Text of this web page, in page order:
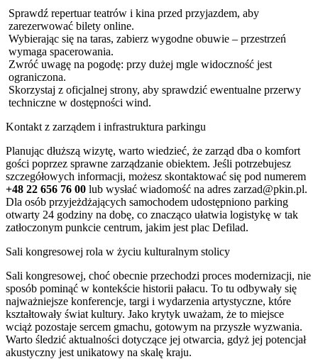
Sprawdź repertuar teatrów i kina przed przyjazdem, aby
zarezerwować bilety online.
Wybierając się na taras, zabierz wygodne obuwie – przestrzeń
wymaga spacerowania.
Zwróć uwagę na pogodę: przy dużej mgle widoczność jest
ograniczona.
Skorzystaj z oficjalnej strony, aby sprawdzić ewentualne przerwy
techniczne w dostępności wind.
Kontakt z zarządem i infrastruktura parkingu
Planując dłuższą wizytę, warto wiedzieć, że zarząd dba o komfort
gości poprzez sprawne zarządzanie obiektem. Jeśli potrzebujesz
szczegółowych informacji, możesz skontaktować się pod numerem
+48 22 656 76 00 lub wysłać wiadomość na adres zarzad@pkin.pl.
Dla osób przyjeżdżających samochodem udostępniono parking
otwarty 24 godziny na dobę, co znacząco ułatwia logistykę w tak
zatłoczonym punkcie centrum, jakim jest plac Defilad.
Sali kongresowej rola w życiu kulturalnym stolicy
Sali kongresowej, choć obecnie przechodzi proces modernizacji, nie
sposób pominąć w kontekście historii pałacu. To tu odbywały się
najważniejsze konferencje, targi i wydarzenia artystyczne, które
kształtowały świat kultury. Jako krytyk uważam, że to miejsce
wciąż pozostaje sercem gmachu, gotowym na przyszłe wyzwania.
Warto śledzić aktualności dotyczące jej otwarcia, gdyż jej potencjał
akustyczny jest unikatowy na skalę kraju.